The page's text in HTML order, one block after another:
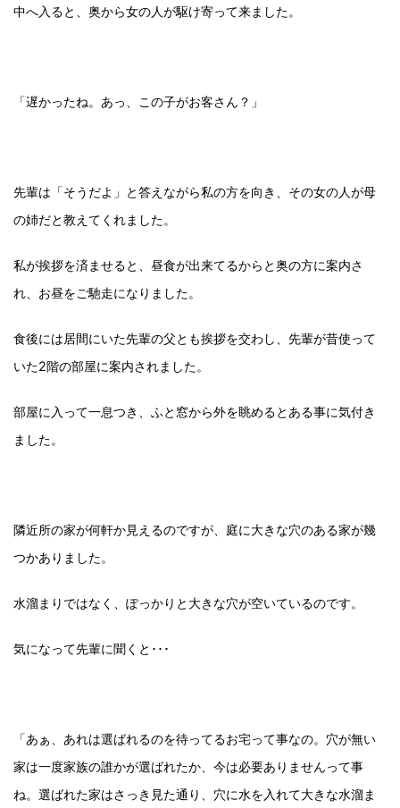
中へ入ると、奥から女の人が駆け寄って来ました。
「遅かったね。あっ、この子がお客さん？」
先輩は「そうだよ」と答えながら私の方を向き、その女の人が母
の姉だと教えてくれました。
私が挨拶を済ませると、昼食が出来てるからと奥の方に案内さ
れ、お昼をご馳走になりました。
食後には居間にいた先輩の父とも挨拶を交わし、先輩が昔使って
いた2階の部屋に案内されました。
部屋に入って一息つき、ふと窓から外を眺めるとある事に気付き
ました。
隣近所の家が何軒か見えるのですが、庭に大きな穴のある家が幾
つかありました。
水溜まりではなく、ぽっかりと大きな穴が空いているのです。
気になって先輩に聞くと･･･
「あぁ、あれは選ばれるのを待ってるお宅って事なの。穴が無い
家は一度家族の誰かが選ばれたか、今は必要ありませんって事
ね。選ばれた家はさっき見た通り、穴に水を入れて大きな水溜ま